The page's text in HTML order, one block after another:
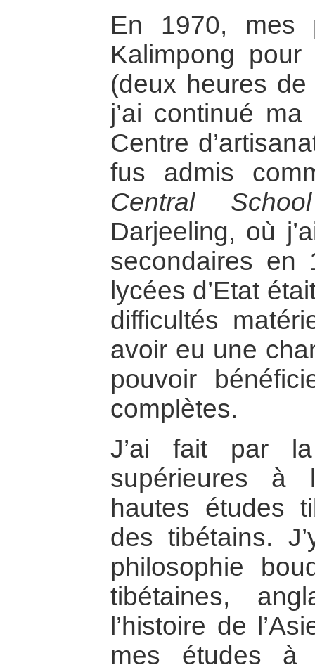
En 1970, mes
Kalimpong pour
(deux heures
j’ai continué
Centre
fus admis
Central
Darjeeling, où
secondaires en
lycées d’Etat
difficultés
avoir eu une
pouvoir
complètes.
J’ai fait par
supérieures à
hautes études
des tibétains.
philosophie
tibétaines,
l’histoire de
mes études